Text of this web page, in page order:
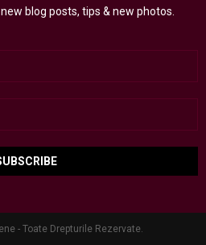
blog posts, tips & new photos.
- Toate Drepturile Rezervate.